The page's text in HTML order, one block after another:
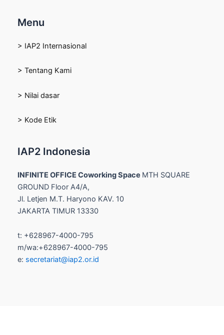
Menu
> IAP2 Internasional
> Tentang Kami
> Nilai dasar
> Kode Etik
IAP2 Indonesia
INFINITE OFFICE Coworking Space MTH SQUARE
GROUND Floor A4/A,
Jl. Letjen M.T. Haryono KAV. 10
JAKARTA TIMUR 13330
t: +628967-4000-795
m/wa:+628967-4000-795
e: secretariat@iap2.or.id